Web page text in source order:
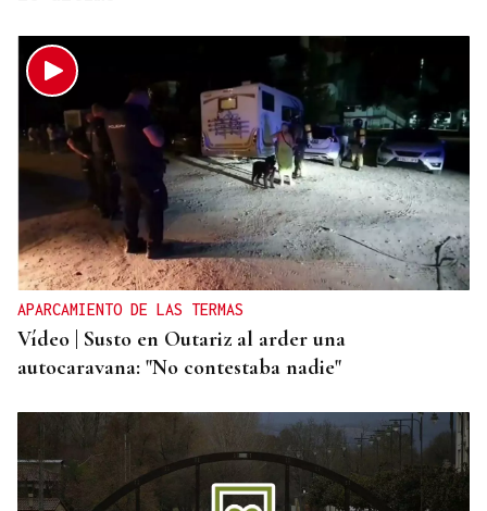
25 DE SEPTIEMBRE
El COB abrirá y cerrará la liga en el Pazo, ante el
Tizona y el Granada
APARCAMIENTO DE LAS TERMAS
Vídeo | Susto en Outariz al arder una
autocaravana: "No contestaba nadie"